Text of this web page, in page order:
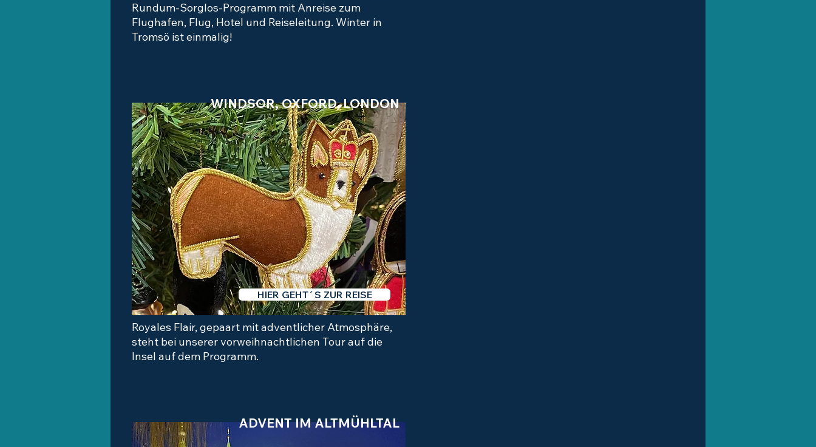
Rundum-Sorglos-Programm mit Anreise zum
Flughafen, Flug, Hotel und Reiseleitung. Winter in
Tromsö ist einmalig!
WINDSOR, OXFORD, LONDON
HIER GEHT´S ZUR REISE
Royales Flair, gepaart mit adventlicher Atmosphäre,
steht bei unserer vorweihnachtlichen Tour auf die
Insel auf dem Programm.
ADVENT IM ALTMÜHLTAL